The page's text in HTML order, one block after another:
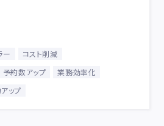
ー
コスト削減
予約数アップ
業務効率化
ップ